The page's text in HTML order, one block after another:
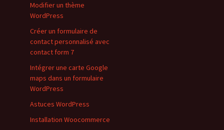
Modifier un thème
WordPress
Créer un formulaire de
contact personnalisé avec
contact form 7
Intégrer une carte Google
maps dans un formulaire
WordPress
Astuces WordPress
Installation Woocommerce